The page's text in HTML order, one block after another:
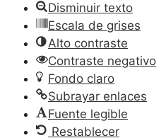
Disminuir texto
Escala de grises
Alto contraste
Contraste negativo
Fondo claro
Subrayar enlaces
Fuente legible
Restablecer